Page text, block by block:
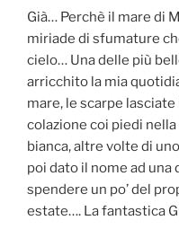
Già… Perchè il mare di
miriade di sfumature
cielo… Una delle più
arricchito la mia
mare, le scarpe
colazione coi piedi
bianca, altre volte di
poi dato il nome ad
spendere un po’ del
estate…. La fantastica